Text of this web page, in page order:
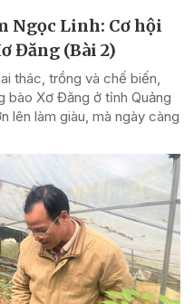
Ngọc Linh: Cơ hội
Đăng (Bài 2)
thác, trồng và chế biến,
bào Xơ Đăng ở tỉnh Quảng
lên làm giàu, mà ngày càng